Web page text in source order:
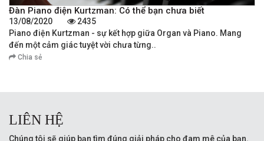
Đàn Piano điện Kurtzman: Có thể bạn chưa biết
13/08/2020
2435
Piano điện Kurtzman - sự kết hợp giữa Organ và Piano. Mang
đến một cảm giác tuyệt vời chưa từng..
Chia sẻ
LIÊN HỆ
Chúng tôi sẽ giúp bạn tìm đúng giải pháp cho đam mê của bạn.